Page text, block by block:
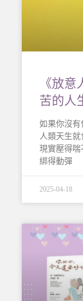
《放
苦的人
如果你沒有
人類天生
現實壓得喘
綁得動彈
2025-04-18